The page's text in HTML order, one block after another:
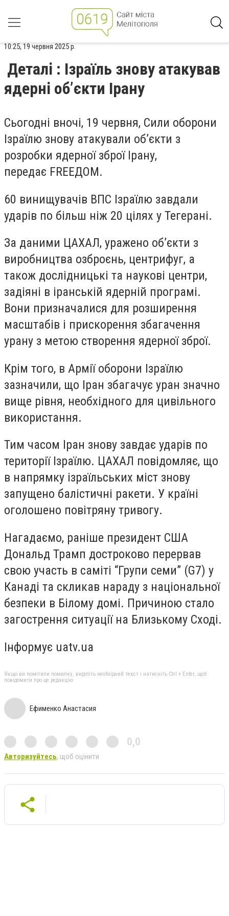
10:25, 19 червня 2025 р.
Деталі : Ізраїль знову атакував
ядерні об’єкти Ірану
Сьогодні вночі, 19 червня, Сили оборони
Ізраїлю знову атакували об’єкти з
розробки ядерної зброї Ірану,
передає FREEДОМ.
60 винищувачів ВПС Ізраїлю завдали
ударів по більш ніж 20 цілях у Тегерані.
За даними ЦАХАЛ, уражено об’єкти з
виробництва озброєнь, центрифуг, а
також дослідницькі та наукові центри,
задіяні в іранській ядерній програмі.
Вони призначалися для розширення
масштабів і прискорення збагачення
урану з метою створення ядерної зброї.
Крім того, в Армії оборони Ізраїлю
зазначили, що Іран збагачує уран значно
вище рівня, необхідного для цивільного
використання.
Тим часом Іран знову завдає ударів по
території Ізраїлю. ЦАХАЛ повідомляє, що
в напрямку ізраїльських міст знову
запущено балістичні ракети. У країні
оголошено повітряну тривогу.
Нагадаємо, раніше президент США
Дональд Трамп достроково перервав
свою участь в саміті “Групи семи” (G7) у
Канаді та скликав нараду з національної
безпеки в Білому домі. Причиною стало
загострення ситуації на Близькому Сході.
Інформує uatv.ua
Якщо ви помітили помилку, виділіть необхідний текст і натисніть Ctrl + Enter, щоб
повідомити про це редакцію
Ефименко Анастасия
0,0
Авторизуйтесь, щоб оцінити